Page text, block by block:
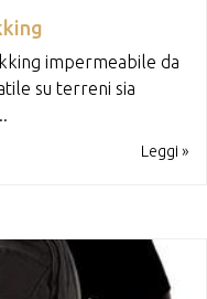
impermeabile da
su terreni sia
Leggi »